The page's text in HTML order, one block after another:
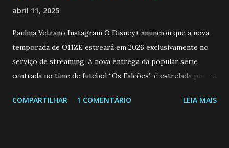
abril 11, 2025
Paulina Vetrano Instagram O Disney+ anunciou que a nova
temporada de O11ZE estreará em 2026 exclusivamente no
serviço de streaming. A nova entrega da popular série
centrada no time de futebol “Os Falcões” é estrelada por
Brum (Dedé), que voltam a interpretar seus personagens
COMPARTILHAR 1 COMENTÁRIO LEIA MAIS